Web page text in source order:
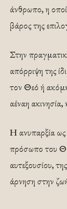
άνθρωπο, η
βάρος της
Στην
απόρριψη της
τον Θεό ή
αέναη ακινησία,
Η ανυπαρξία ως
πρόσωπο του
αυτεξουσίου,
άρνηση στην